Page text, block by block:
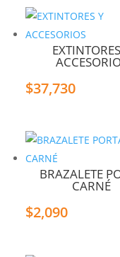
$37,730
BRAZALETE
CARNÉ
$2,090